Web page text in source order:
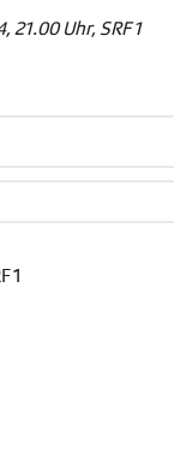
Uhr, SRF 1
1